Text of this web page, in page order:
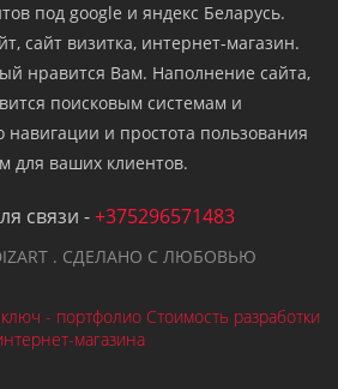
под google и яндекс Беларусь.
сайт визитка, интернет-магазин.
нравится Вам. Наполнение сайта,
поисковым системам и
навигации и простота пользования
для ваших клиентов.
связи -+375296571483
. СДЕЛАНО С ЛЮБОВЬЮ
- портфолио Стоимость разработки
магазина